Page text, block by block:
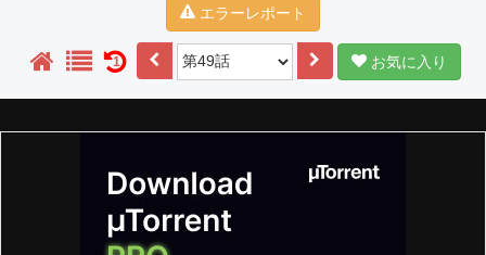
エラーレポート
1 お気に入り